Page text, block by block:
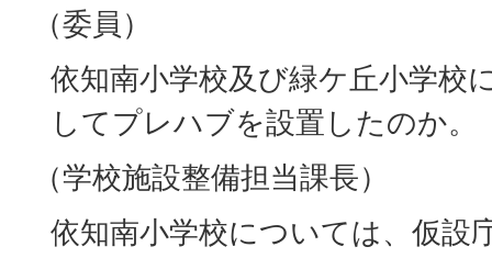
（委員）
依知南小学校及び緑ケ丘小学校
してプレハブを設置したのか。
（学校施設整備担当課長）
依知南小学校については、仮設